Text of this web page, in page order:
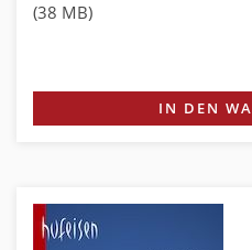
(38 MB)
IN DEN